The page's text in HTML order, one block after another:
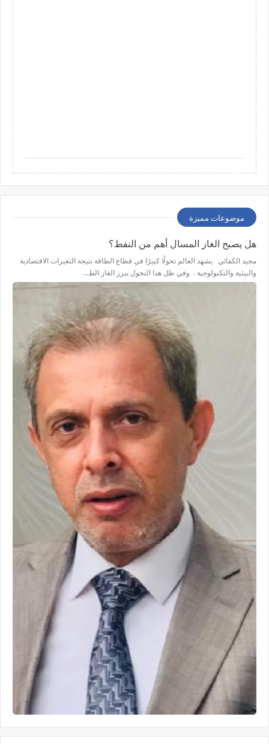
موضوعات مميزة
هل يصبح الغاز المسال أهم من النفط؟
مجيد الكفائي يشهد العالم تحولًا كبيرًا في قطاع الطاقة نتيجة التغيرات الاقتصادية
والبيئية والتكنولوجية . وفي ظل هذا التحول يبرز الغاز الط…